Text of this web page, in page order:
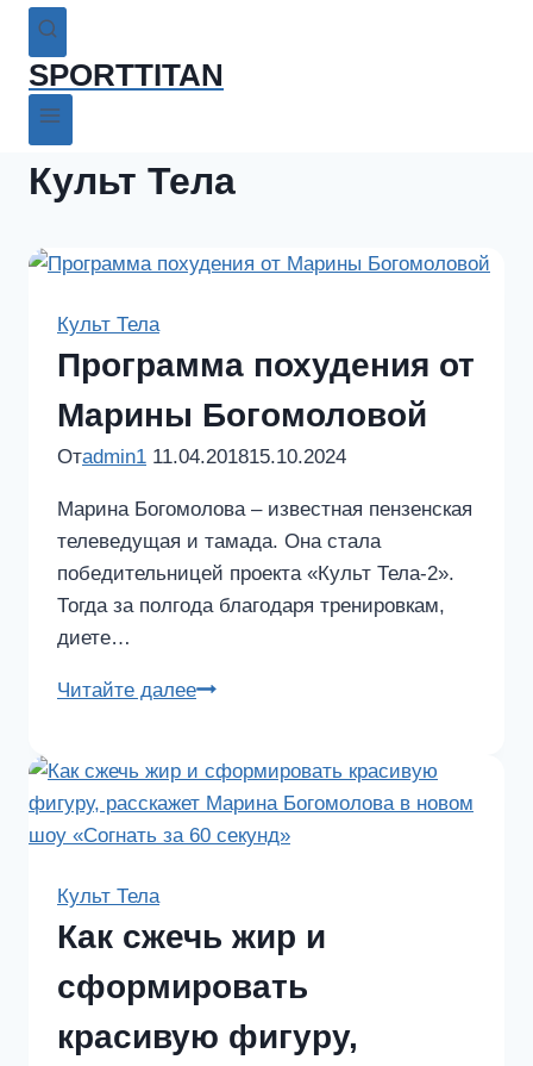
SPORTTITAN
Культ Тела
Культ Тела
Программа похудения от
Марины Богомоловой
Отadmin1 11.04.201815.10.2024
Марина Богомолова – известная пензенская
телеведущая и тамада. Она стала
победительницей проекта «Культ Тела-2».
Тогда за полгода благодаря тренировкам,
диете…
Читайте далееПрограмма
Марины
Богомоловой
Культ Тела
Как сжечь жир и
сформировать
красивую фигуру,